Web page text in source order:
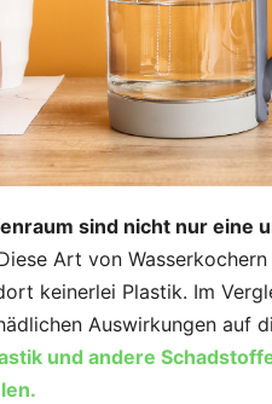
sind nicht nur eine
Art von
keinerlei Plastik. Im
Auswirkungen auf
und andere